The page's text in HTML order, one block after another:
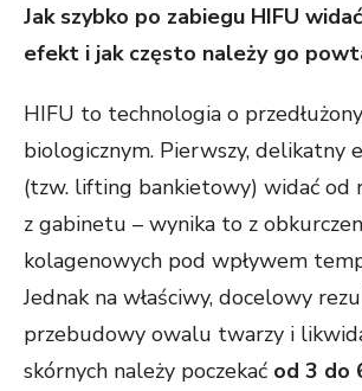
Jak szybko po zabiegu HIFU
efekt i jak często należy go
HIFU to technologia o
biologicznym. Pierwszy, delikatny
(tzw. lifting bankietowy) widać od
z gabinetu – wynika to z
kolagenowych pod wpływem
Jednak na właściwy, docelowy
przebudowy owalu twarzy i
skórnych należy poczekać od 3 do